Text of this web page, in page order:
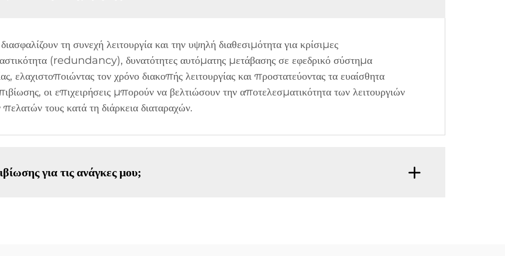
τη συνεχή λειτουργία και την υψηλή διαθεσιμότητα για κρίσιμες
(redundancy), δυνατότητες αυτόματης μετάβασης σε εφεδρικό σύστημα
ελαχιστοποιώντας τον χρόνο διακοπής λειτουργίας και προστατεύοντας τα ευαίσθητα
οι επιχειρήσεις μπορούν να βελτιώσουν την αποτελεσματικότητα των λειτουργιών
τους κατά τη διάρκεια διαταραχών.
για τις ανάγκες μου;